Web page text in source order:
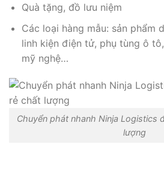
Quà tặng, đồ lưu niệm
Các loại hàng mẫu: sản phẩm
linh kiện điện tử, phụ tùng ô
mỹ nghệ…
Chuyển phát nhanh Ninja Logistics
lượng